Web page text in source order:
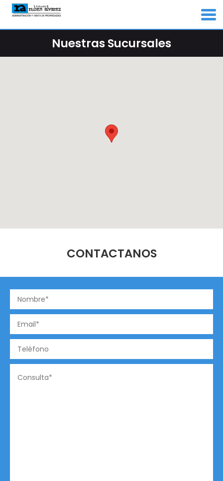
Nuestras Sucursales
CONTACTANOS